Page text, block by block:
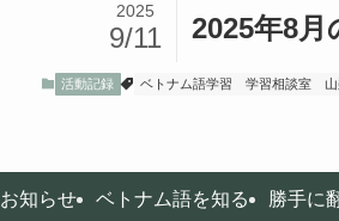
2025年8月
2025
9/11
活動記録 ベトナム語学習 学習相談室
お知らせ ベトナム語を知る 勝手に